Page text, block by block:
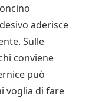
aderisce
Sulle
conviene
può
voglia di fare